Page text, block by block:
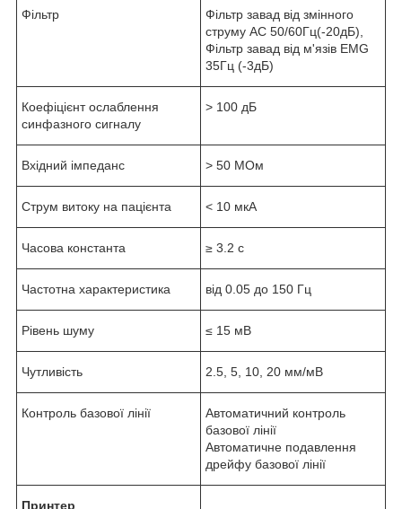
Фільтр
Фільтр завад від змінного
струму АС 50/60Гц(-20дБ),
Фільтр завад від м'язів EMG
35Гц (-3дБ)
Коефіцієнт ослаблення
синфазного сигналу
> 100 дБ
Вхідний імпеданс > 50 МОм
Струм витоку на пацієнта < 10 мкА
Часова константа ≥ 3.2 с
Частотна характеристика від 0.05 до 150 Гц
Рівень шуму ≤ 15 мВ
Чутливість 2.5, 5, 10, 20 мм/мВ
Контроль базової лінії
Автоматичний контроль
базової лінії
Автоматичне подавлення
дрейфу базової лінії
Принтер